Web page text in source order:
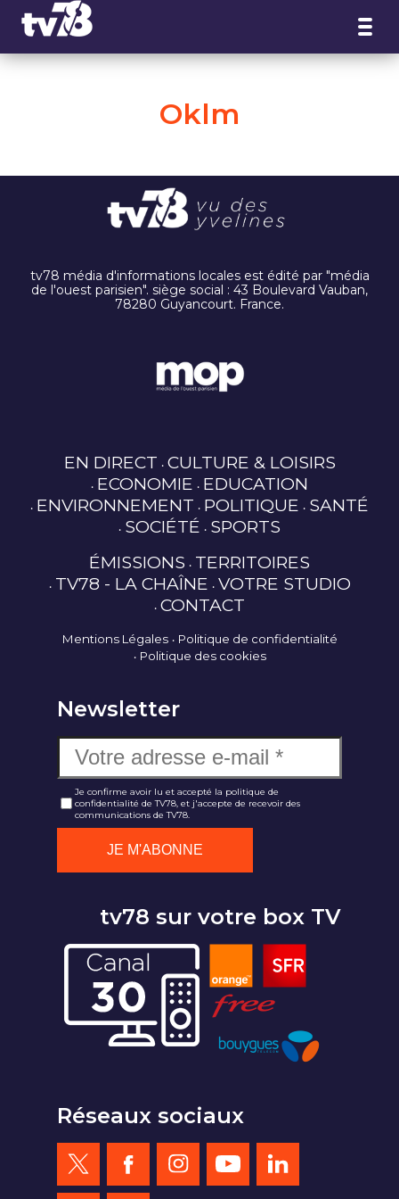
Oklm
tv78 média d'informations locales est édité par "média
de l'ouest parisien". siège social : 43 Boulevard Vauban,
78280 Guyancourt. France.
EN DIRECT CULTURE & LOISIRS
ECONOMIE EDUCATION
ENVIRONNEMENT POLITIQUE SANTÉ
SOCIÉTÉ SPORTS
ÉMISSIONS TERRITOIRES
TV78 - LA CHAÎNE VOTRE STUDIO
CONTACT
Mentions Légales
Politique de confidentialité
Politique des cookies
Newsletter
Je confirme avoir lu et accepté la politique de
confidentialité de TV78, et j'accepte de recevoir des
communications de TV78.
tv78 sur votre box TV
Réseaux sociaux
Panneau de gestion des cookies